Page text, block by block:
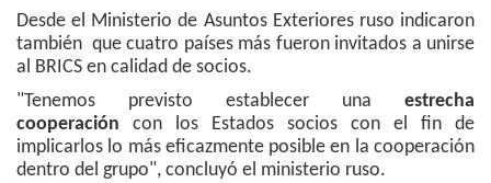
Desde el Ministerio de Asuntos Exteriores ruso indicaron
también que cuatro países más fueron invitados a unirse
al BRICS en calidad de socios.
"Tenemos previsto establecer una estrecha
cooperación con los Estados socios con el fin de
implicarlos lo más eficazmente posible en la cooperación
dentro del grupo", concluyó el ministerio ruso.